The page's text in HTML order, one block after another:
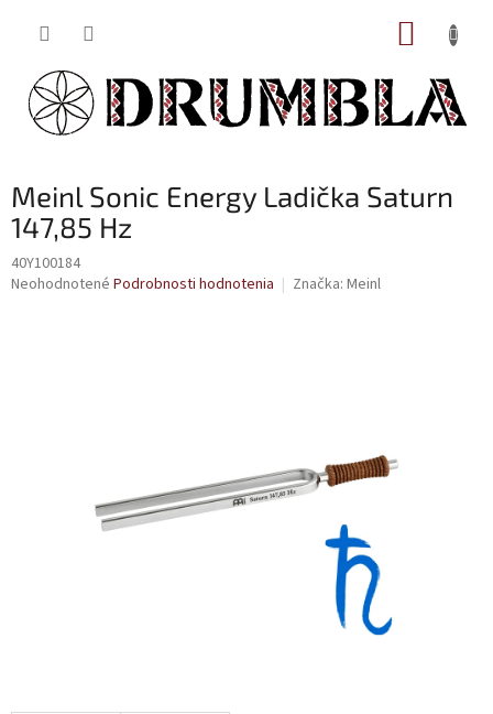
Meinl Sonic Energy Ladička Saturn
147,85 Hz
40Y100184
Priemerné
Neohodnotené Podrobnosti hodnotenia Značka: Meinl